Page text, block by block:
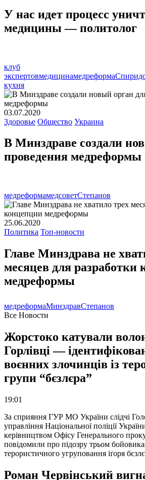
У нас идет процесс
медицины — политолог
клуб
экспертовмедицинамедреформа
кухня
03.07.2020
Здоровье Общество Украина
В Минздраве создали
проведения медреформы
медреформамедсоветСтепанов
25.06.2020
Политика Топ-новости
Главе Минздрава не
месяцев для разработки
медреформы
медреформаМинздравСтепанов
Все Новости
Жорстоко катували
Горлівці —
воєнних злочинців із
групи “бєзлєра”
19:01
За сприяння ГУР МО України слідчі
управління Національної поліції
керівництвом Офісу Генерального
повідомили про підозру трьом
терористичного угруповання іґоря
Роман Червінський